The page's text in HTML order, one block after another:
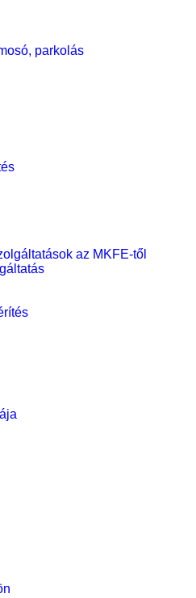
parkolás
az MKFE-től